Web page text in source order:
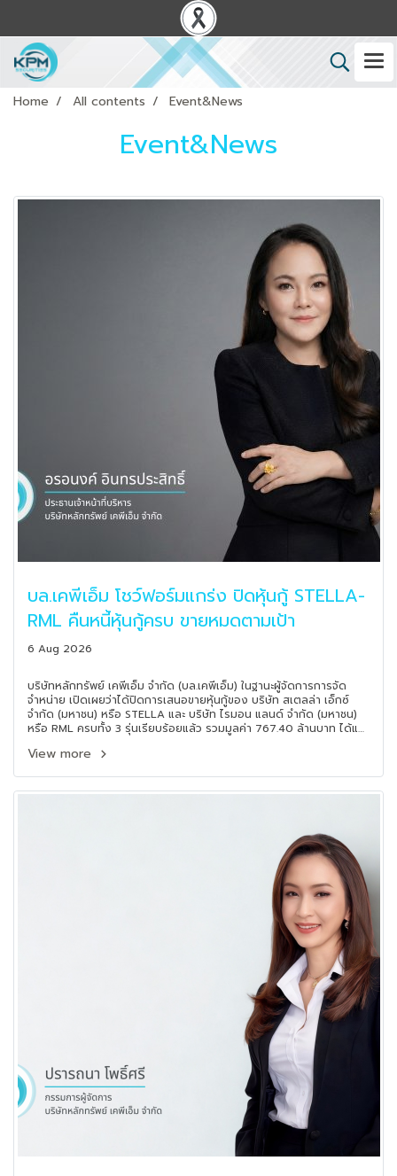
Home All contents Event&News
Event&News
บล.เคพีเอ็ม โชว์ฟอร์มแกร่ง ปิดหุ้นกู้ STELLA-
RML คืนหนี้หุ้นกู้ครบ ขายหมดตามเป้า
6 Aug 2026
บริษัทหลักทรัพย์ เคพีเอ็ม จำกัด (บล.เคพีเอ็ม) ในฐานะผู้จัดการการจัด
จำหน่าย เปิดเผยว่าได้ปิดการเสนอขายหุ้นกู้ของ บริษัท สเตลล่า เอ็กซ์
จำกัด (มหาชน) หรือ STELLA และ บริษัท ไรมอน แลนด์ จำกัด (มหาชน)
หรือ RML ครบทั้ง 3 รุ่นเรียบร้อยแล้ว รวมมูลค่า 767.40 ล้านบาท ได้แก่
3/2569 ซึ่งเสนอขายต่อผู้ลงทุนสถาบันและผู้ลงทุนรายใหญ่ต่อเนื่องใน
เนื่อง
View more